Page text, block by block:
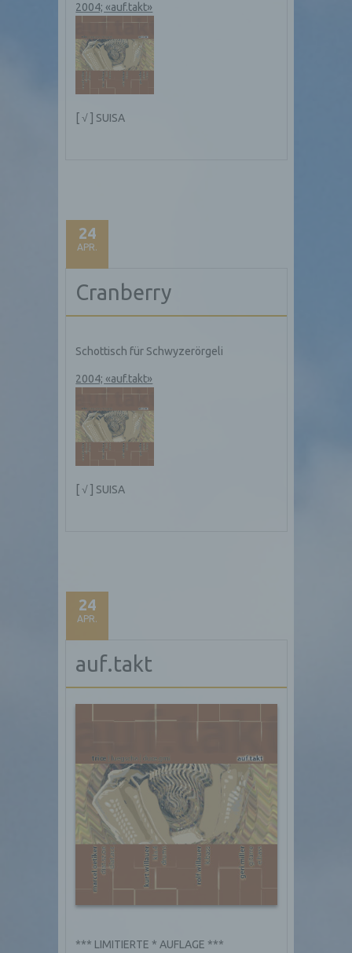
2004; «auf.takt»
[ √ ] SUISA
24
APR.
Cranberry
Schottisch für Schwyzerörgeli
2004; «auf.takt»
[ √ ] SUISA
24
APR.
auf.takt
*** LIMITIERTE * AUFLAGE ***